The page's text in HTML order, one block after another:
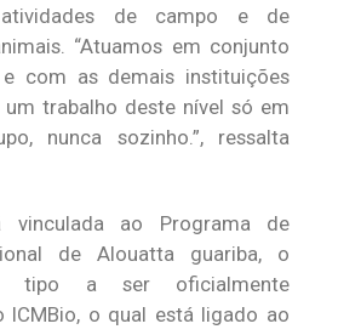
de campo e de
“Atuamos em conjunto
com as demais instituições
um trabalho deste nível só em
nunca sozinho.”, ressalta
vinculada ao Programa de
de Alouatta guariba, o
tipo a ser oficialmente
ICMBio, o qual está ligado ao